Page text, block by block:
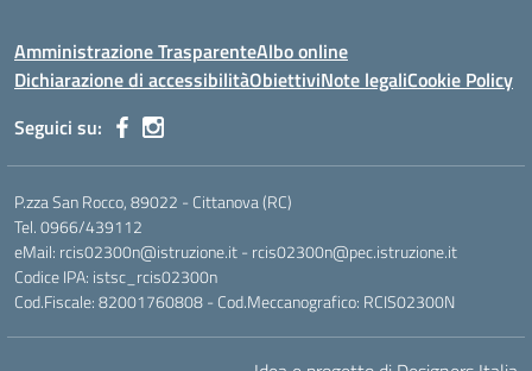
Amministrazione TrasparenteAlbo online
Dichiarazione di accessibilitàObiettiviNote legaliCookie Policy
Seguici su:
P.zza San Rocco, 89022 - Cittanova (RC)
Tel. 0966/439112
eMail: rcis02300n@istruzione.it - rcis02300n@pec.istruzione.it
Codice IPA: istsc_rcis02300n
Cod.Fiscale: 82001760808 - Cod.Meccanografico: RCIS02300N